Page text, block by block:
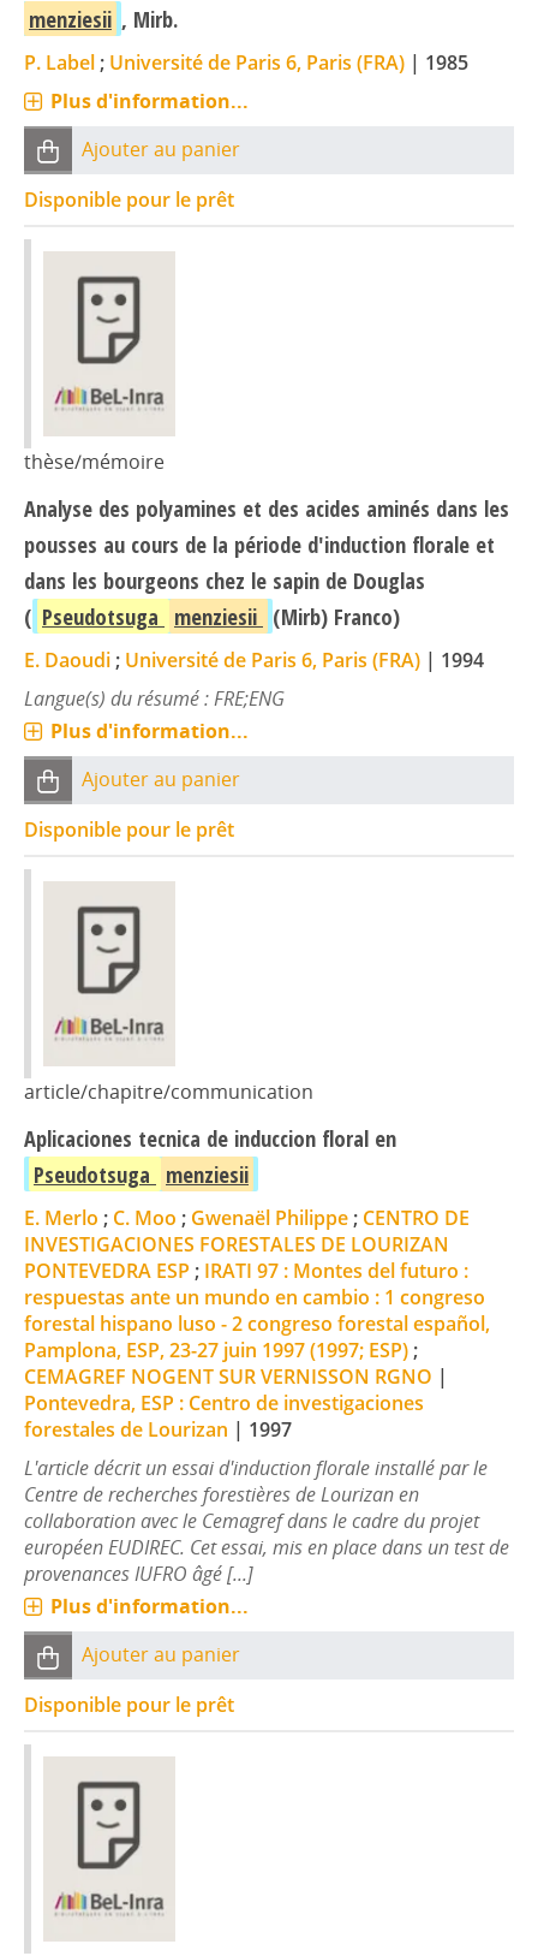
menziesii , Mirb.
P. Label ; Université de Paris 6, Paris (FRA) | 1985
Plus d'information...
Ajouter au panier
Disponible pour le prêt
thèse/mémoire
Analyse des polyamines et des acides aminés dans les
pousses au cours de la période d'induction florale et
dans les bourgeons chez le sapin de Douglas
( Pseudotsuga menziesii (Mirb) Franco)
E. Daoudi ; Université de Paris 6, Paris (FRA) | 1994
Langue(s) du résumé : FRE;ENG
Plus d'information...
Ajouter au panier
Disponible pour le prêt
article/chapitre/communication
Aplicaciones tecnica de induccion floral en
Pseudotsuga menziesii
E. Merlo ; C. Moo ; Gwenaël Philippe ; CENTRO DE
INVESTIGACIONES FORESTALES DE LOURIZAN
PONTEVEDRA ESP ; IRATI 97 : Montes del futuro :
respuestas ante un mundo en cambio : 1 congreso
forestal hispano luso - 2 congreso forestal español,
Pamplona, ESP, 23-27 juin 1997 (1997; ESP) ;
CEMAGREF NOGENT SUR VERNISSON RGNO |
Pontevedra, ESP : Centro de investigaciones
forestales de Lourizan | 1997
L'article décrit un essai d'induction florale installé par le
Centre de recherches forestières de Lourizan en
collaboration avec le Cemagref dans le cadre du projet
européen EUDIREC. Cet essai, mis en place dans un test de
provenances IUFRO âgé [...]
Plus d'information...
Ajouter au panier
Disponible pour le prêt